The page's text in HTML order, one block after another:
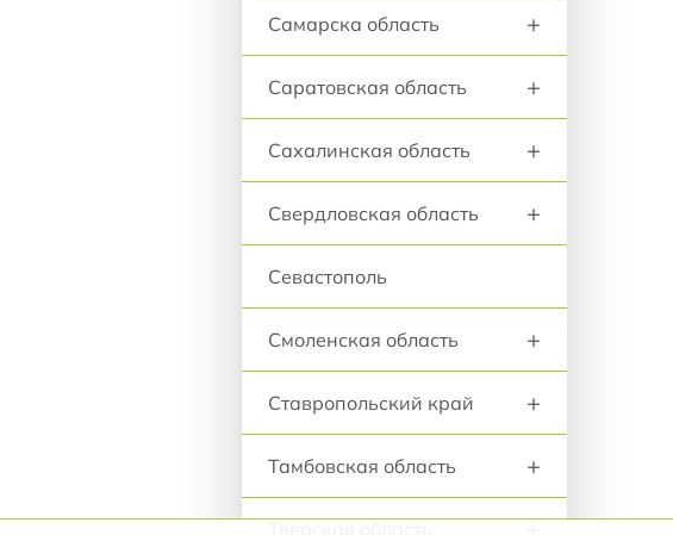
Самарска область +
Саратовская область +
Сахалинская область +
Свердловская область +
Севастополь
Смоленская область +
Ставропольский край +
Тамбовская область +
+